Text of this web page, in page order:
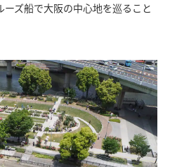
ーズ船で大阪の中心地を巡ること